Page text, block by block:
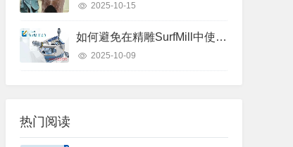
2025-10-15
如何避免在精雕SurfMill中使用“保持曲线高度”和“投影变换”时的常见错误？
2025-10-09
热门阅读